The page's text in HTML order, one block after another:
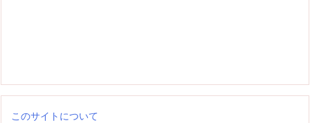
このサイトについて